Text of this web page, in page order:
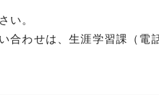
い。
合わせは、生涯学習課（